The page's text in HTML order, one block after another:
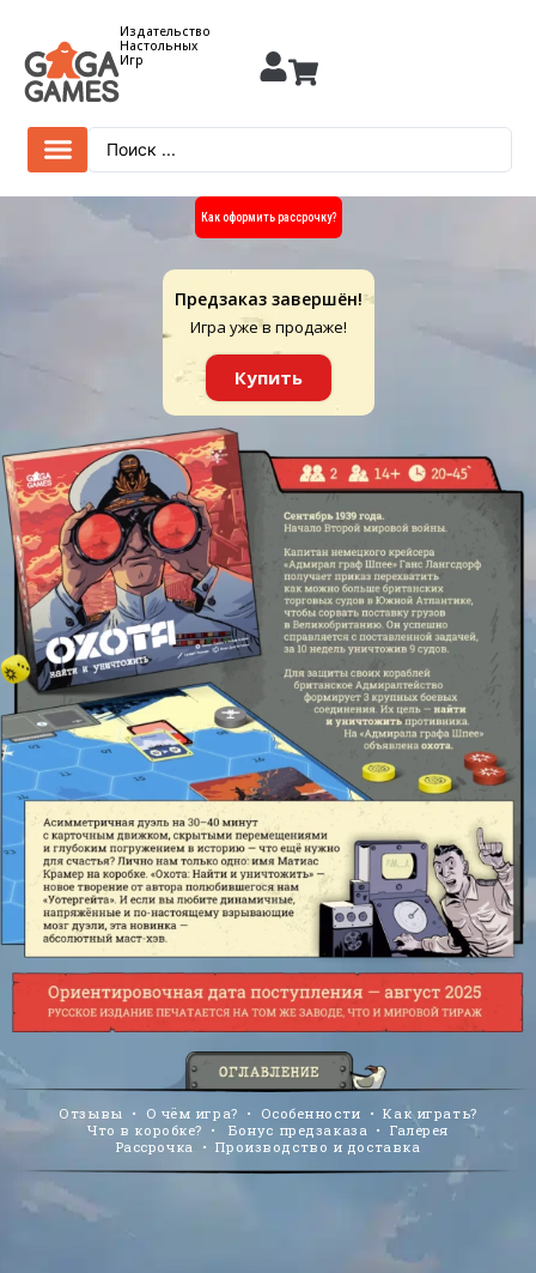
Издательство
Настольных
Игр
Отзывы • О чём игра? • Особенности •Как играть?
Что в коробке? •Бонус предзаказа •Галерея
Рассрочка •Производство и доставка
Как оформить рассрочку?
Предзаказ завершён!
Игра уже в продаже!
Купить